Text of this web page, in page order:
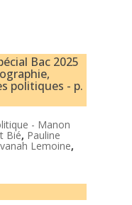
Bac 2025
politiques - p.
- Manon
Bié, Pauline
Lemoine,